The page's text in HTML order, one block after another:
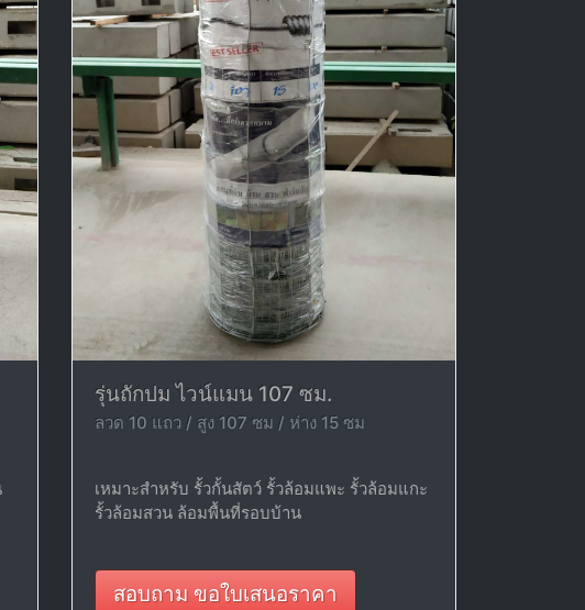
รุ่นถักปม ไวน์แมน 107 ซม.
ลวด 10 แถว / สูง 107 ซม / ห่าง 15 ซม
เหมาะสำหรับ รั้วกั้นสัตว์ รั้วล้อมแพะ รั้วล้อมแกะ
รั้วล้อมสวน ล้อมพื้นที่รอบบ้าน
สอบถาม ขอใบเสนอราคา